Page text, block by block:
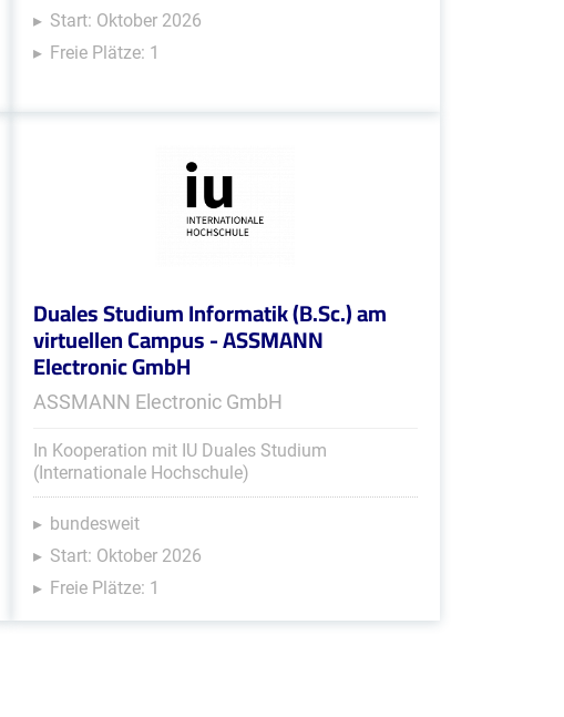
Start: Oktober 2026
Freie Plätze: 1
Duales Studium Informatik (B.Sc.) am
virtuellen Campus - ASSMANN
Electronic GmbH
ASSMANN Electronic GmbH
In Kooperation mit IU Duales Studium
(Internationale Hochschule)
bundesweit
Start: Oktober 2026
Freie Plätze: 1